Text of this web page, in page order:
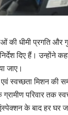
धीमी प्रगति और
दिए हैं। उन्होंने
जाए।
स्वच्छता मिशन की
ग्रामीण परिवार
के बाद हर घर